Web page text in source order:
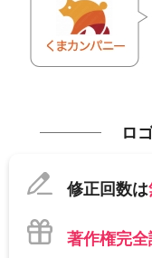
ロ
修正回数は
著作権完